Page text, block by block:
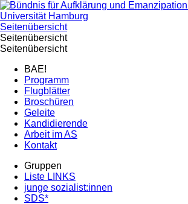
Seitenübersicht
Seitenübersicht
Seitenübersicht
BAE!
Programm
Flugblätter
Broschüren
Geleite
Kandidierende
Arbeit im AS
Kontakt
Gruppen
Liste LINKS
junge sozialist:innen
SDS*